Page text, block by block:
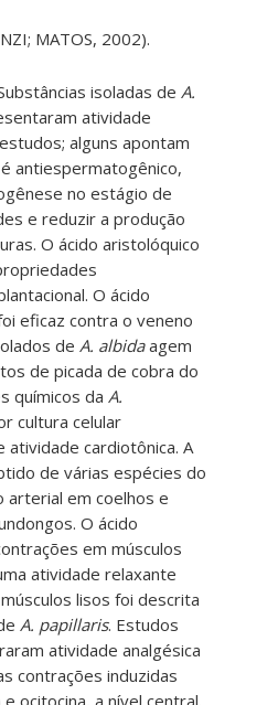
MATOS, 2002).
isoladas de A.
atividade
alguns apontam
antiespermatogênico,
no estágio de
e reduzir a produção
O ácido aristolóquico
O ácido
eficaz contra o veneno
de A. albidaagem
de picada de cobra do
químicos da A.
cultura celular
cardiotônica. A
de várias espécies do
arterial em coelhos e
O ácido
em músculos
atividade relaxante
lisos foi descrita
A. papillaris. Estudos
atividade analgésica
contrações induzidas
ocitocina, a nível central.